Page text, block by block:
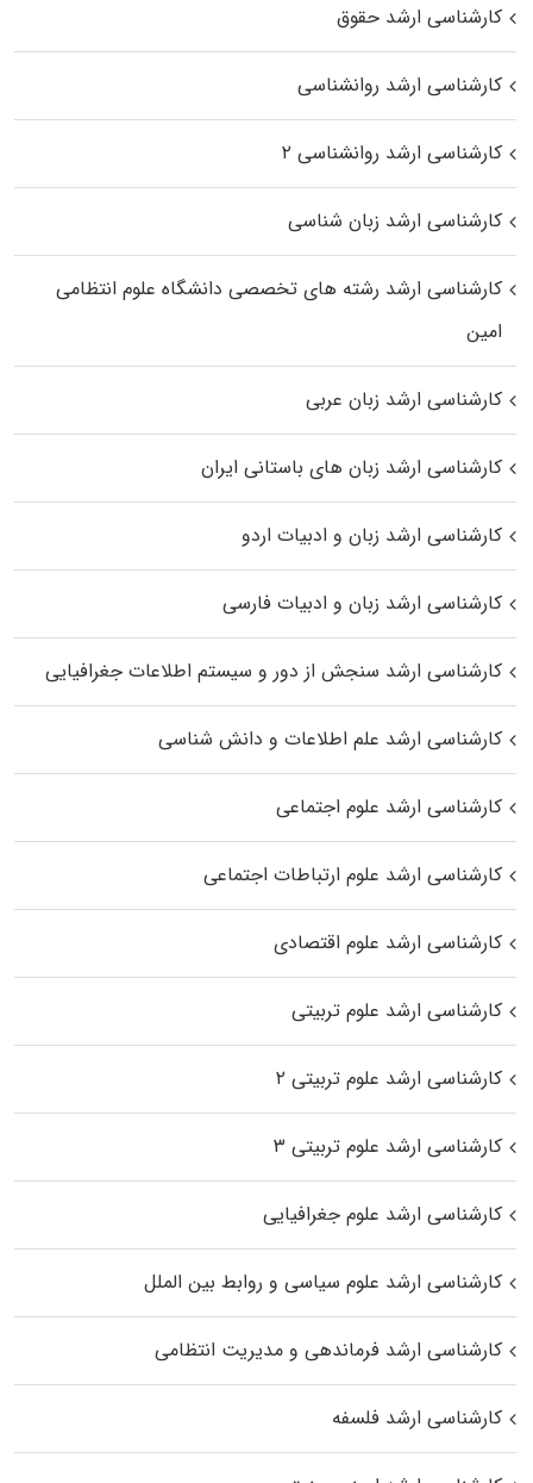
کارشناسی ارشد حقوق
کارشناسی ارشد روانشناسی
کارشناسی ارشد روانشناسی ۲
کارشناسی ارشد زبان شناسی
کارشناسی ارشد رﺷﺘﻪ ﻫﺎی تخصصی داﻧﺸﮕﺎه ﻋﻠﻮم انتظامی
اﻣﻴﻦ
کارشناسی ارشد زبان عربی
کارشناسی ارشد زبان‌ های باستانی ایران
کارشناسی ارشد زبان و ادبیات اردو
کارشناسی ارشد زبان و ادبیات فارسی
کارشناسی ارشد سنجش از دور و سیستم اطلاعات جغرافیایی
کارشناسی ارشد علم اطلاعات و دانش شناسی
کارشناسی ارشد علوم اجتماعی
کارشناسی ارشد علوم ارتباطات اجتماعی
کارشناسی ارشد علوم اقتصادی
کارشناسی ارشد علوم تربیتی
کارشناسی ارشد علوم تربیتی ۲
کارشناسی ارشد علوم تربیتی ۳
کارشناسی ارشد علوم جغرافیایی
کارشناسی ارشد علوم سیاسی و روابط بین الملل
کارشناسی ارشد فرماندهی و مدیریت انتظامی
کارشناسی ارشد فلسفه